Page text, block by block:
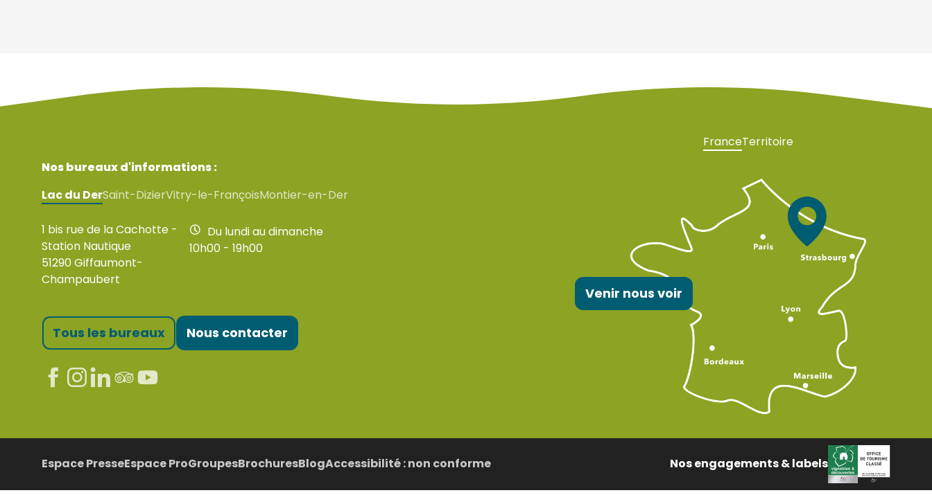
Nos bureaux d'informations :
Lac du DerSaint-DizierVitry-le-FrançoisMontier-en-Der
1 bis rue de la Cachotte -
Station Nautique
51290 Giffaumont-
Champaubert
Du lundi au dimanche
10h00 - 19h00
Tous les bureaux Nous contacter
FranceTerritoire
Venir nous voir
Espace PresseEspace ProGroupesBrochuresBlogAccessibilité : non conforme Nos engagements & labels